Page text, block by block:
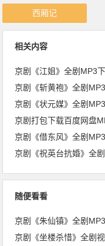
西厢记
相关内容
京剧《江姐》全剧MP3
京剧《斩黄袍》全剧
京剧《状元媒》全剧
京剧打包下载百度网盘
京剧《借东风》全剧
京剧《祝英台抗婚》全
随便看看
京剧《朱仙镇》全剧
京剧《坐楼杀惜》全剧